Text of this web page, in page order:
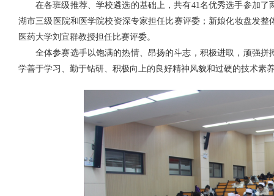
在各班级推荐、学校遴选的基础上，共有41名优秀选手参加
湖市三级医院和医学院校资深专家担任比赛评委；新娘化妆盘发
医药大学刘宜群教授担任比赛评委。
全体参赛选手以饱满的热情、昂扬的斗志，积极进取，顽强
学善于学习、勤于钻研、积极向上的良好精神风貌和过硬的技术素